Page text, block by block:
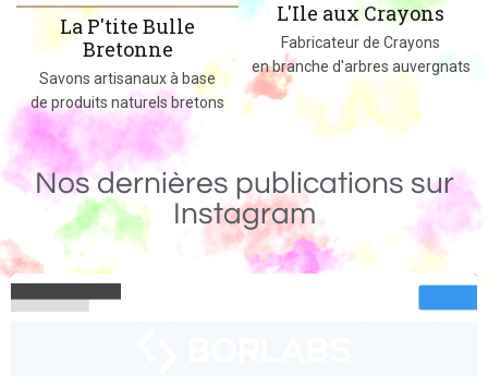
La P'tite Bulle
Bretonne
artisanaux à base
produits naturels bretons
L'Ile aux Crayons
Fabricateur de Crayons
en branche d'arbres auvergnats
Des
Nos dernières publications sur
Instagram